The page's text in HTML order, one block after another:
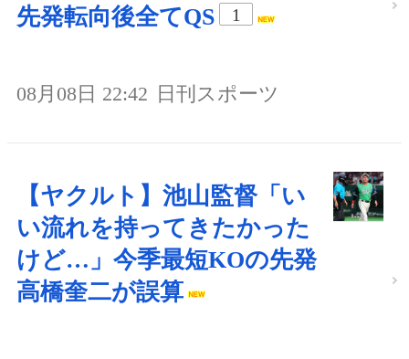
先発転向後全てQS
1
08月08日 22:42 日刊スポーツ
【ヤクルト】池山監督「い
い流れを持ってきたかった
けど…」今季最短KOの先発
高橋奎二が誤算